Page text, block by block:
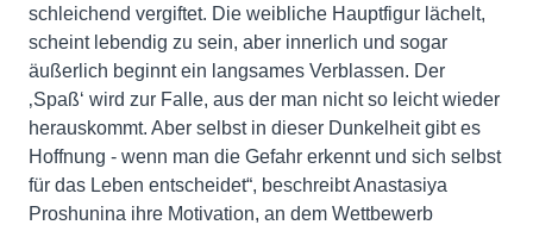
schleichend vergiftet. Die weibliche Hauptfigur lächelt,
scheint lebendig zu sein, aber innerlich und sogar
äußerlich beginnt ein langsames Verblassen. Der
‚Spaß‘ wird zur Falle, aus der man nicht so leicht wieder
herauskommt. Aber selbst in dieser Dunkelheit gibt es
Hoffnung - wenn man die Gefahr erkennt und sich selbst
für das Leben entscheidet“, beschreibt Anastasiya
Proshunina ihre Motivation, an dem Wettbewerb